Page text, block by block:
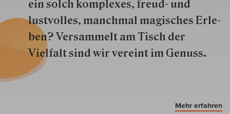
ein solch kom­plexes, freud- und
lustvolles, manchmal ma­gisch­es Er­le­
ben? Versammelt am Tisch der
Vielfalt sind wir ver­eint im Genuss.
Mehr erfahren